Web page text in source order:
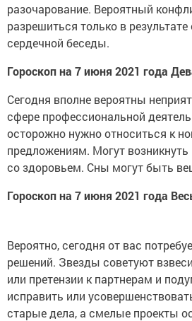
разочарование. Вероятный
разрешиться только в результате
сердечной беседы.
Гороскоп на 7 июня 2021 года
Сегодня вполне вероятны
сфере профессиональной
осторожно нужно относиться к
предложениям. Могут
со здоровьем. Сны могут быть
Гороскоп на 7 июня 2021 года
Вероятно, сегодня от вас
решений. Звезды советуют
или претензии к партнерам и
исправить или
старые дела, а смелые проекты